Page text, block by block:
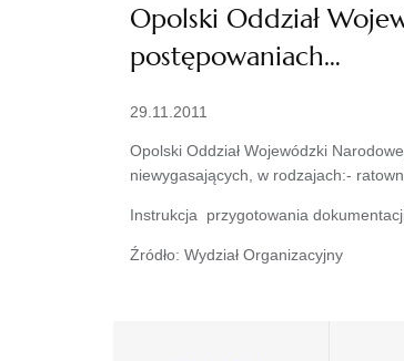
Opolski Oddział
postępowaniach…
29.11.2011
Opolski Oddział Wojewódzki
niewygasających, w rodzajach:-
Instrukcja przygotowania
Źródło: Wydział Organizacyjny